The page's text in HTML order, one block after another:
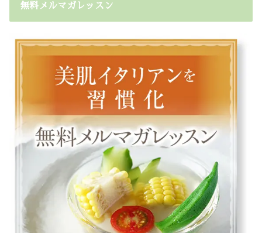
無料メルマガレッスン